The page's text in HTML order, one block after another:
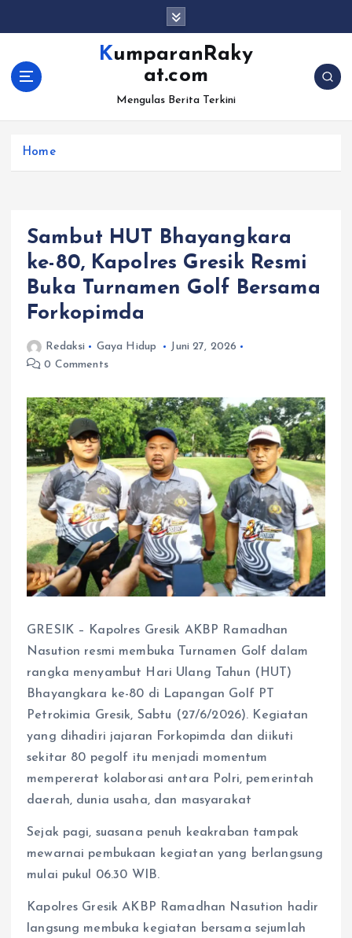
KumparanRaky
at.com
Mengulas Berita Terkini
Home
Sambut HUT Bhayangkara
ke-80, Kapolres Gresik Resmi
Buka Turnamen Golf Bersama
Forkopimda
Redaksi Gaya Hidup
Juni 27, 2026
0 Comments
GRESIK – Kapolres Gresik AKBP Ramadhan
Nasution resmi membuka Turnamen Golf dalam
rangka menyambut Hari Ulang Tahun (HUT)
Bhayangkara ke-80 di Lapangan Golf PT
Petrokimia Gresik, Sabtu (27/6/2026). Kegiatan
yang dihadiri jajaran Forkopimda dan diikuti
sekitar 80 pegolf itu menjadi momentum
mempererat kolaborasi antara Polri, pemerintah
daerah, dunia usaha, dan masyarakat
Sejak pagi, suasana penuh keakraban tampak
mewarnai pembukaan kegiatan yang berlangsung
mulai pukul 06.30 WIB.
Kapolres Gresik AKBP Ramadhan Nasution hadir
langsung membuka kegiatan bersama sejumlah